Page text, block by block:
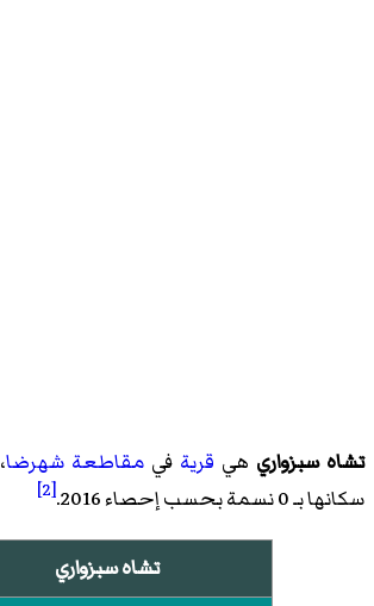
تشاه سبزواري هي قرية في مقاطعة شهرضا،
سكانها بـ 0 نسمة بحسب
إحصاء 2016 .
[2]
تشاه سبزواري